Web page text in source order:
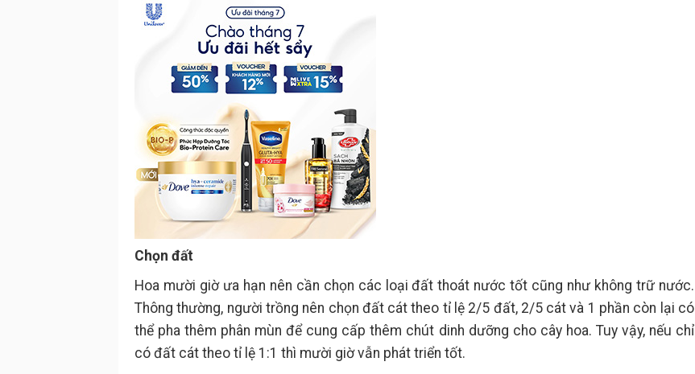
Chọn đất
Hoa mười giờ ưa hạn nên cần chọn các loại đất thoát nước tốt cũng như không trữ nước.
Thông thường, người trồng nên chọn đất cát theo tỉ lệ 2/5 đất, 2/5 cát và 1 phần còn lại có
thể pha thêm phân mùn để cung cấp thêm chút dinh dưỡng cho cây hoa. Tuy vậy, nếu chỉ
có đất cát theo tỉ lệ 1:1 thì mười giờ vẫn phát triển tốt.